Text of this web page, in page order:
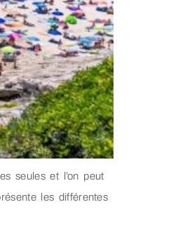
seules et l’on peut
les différentes